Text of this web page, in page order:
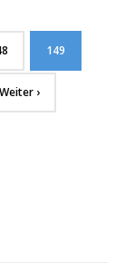
149
Weiter ›